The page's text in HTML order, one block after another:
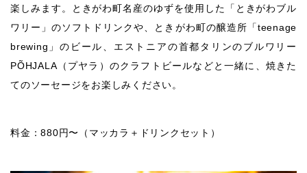
楽しみます。ときがわ町名産のゆずを使用した「ときがわブル
ワリー」のソフトドリンクや、ときがわ町の醸造所「teenage
brewing」のビール、エストニアの首都タリンのブルワリー
PÕHJALA（プヤラ）のクラフトビールなどと一緒に、焼きた
てのソーセージをお楽しみください。
料金：880円〜（マッカラ＋ドリンクセット）